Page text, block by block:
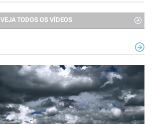
VEJA TODOS OS VÍDEOS